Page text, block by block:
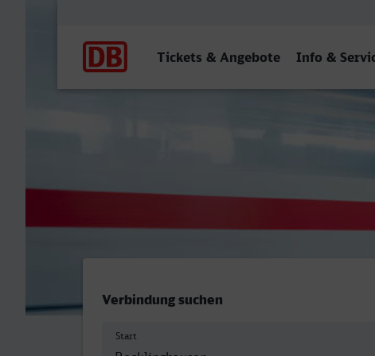
Tickets & Angebote Info &
Recklinghausen Hbf -
Verbindung suchen
Start